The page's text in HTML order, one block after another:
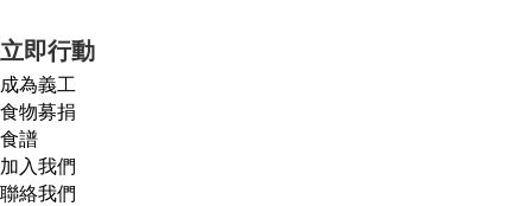
立即行動
成為義工
食物募捐
食譜
加入我們
聯絡我們